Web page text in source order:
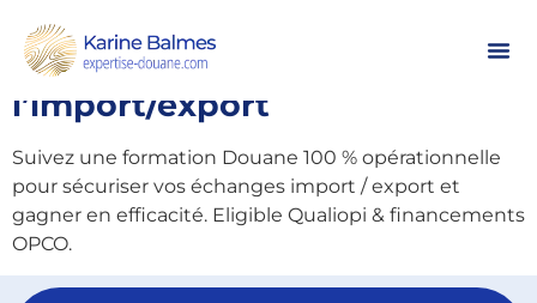
Formation douane : maîtrisez
la réglementation à
l’import/export
Suivez une formation Douane 100 % opérationnelle
pour sécuriser vos échanges import / export et
gagner en efficacité. Eligible Qualiopi & financements
OPCO.